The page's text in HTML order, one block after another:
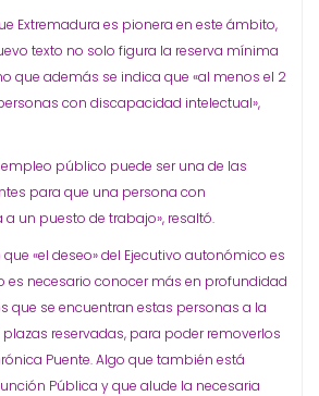
Extremadura es pionera en este ámbito,
texto no solo figura la reserva mínima
que además se indica que «al menos el 2
con discapacidad intelectual»,
público puede ser una de las
para que una persona con
un puesto de trabajo», resaltó.
«el deseo» del Ejecutivo autonómico es
es necesario conocer más en profundidad
que se encuentran estas personas a la
reservadas, para poder removerlos
Puente. Algo que también está
Pública y que alude la necesaria